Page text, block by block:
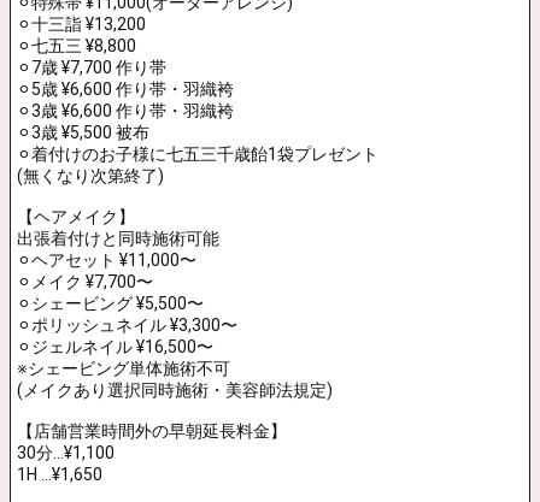
⚪︎十三詣 ¥13,200
⚪︎七五三 ¥8,800
⚪︎7歳 ¥7,700 作り帯
⚪︎5歳 ¥6,600 作り帯・羽織袴
⚪︎3歳 ¥6,600 作り帯・羽織袴
⚪︎3歳 ¥5,500 被布
⚪︎着付けのお子様に七五三千歳飴1袋プレゼント
(無くなり次第終了)
【ヘアメイク】
出張着付けと同時施術可能
⚪︎ヘアセット ¥11,000〜
⚪︎メイク ¥7,700〜
⚪︎シェービング ¥5,500〜
⚪︎ポリッシュネイル ¥3,300〜
⚪︎ジェルネイル ¥16,500〜
※シェービング単体施術不可
(メイクあり選択同時施術・美容師法規定)
【店舗営業時間外の早朝延長料金】
30分…¥1,100
1H …¥1,650